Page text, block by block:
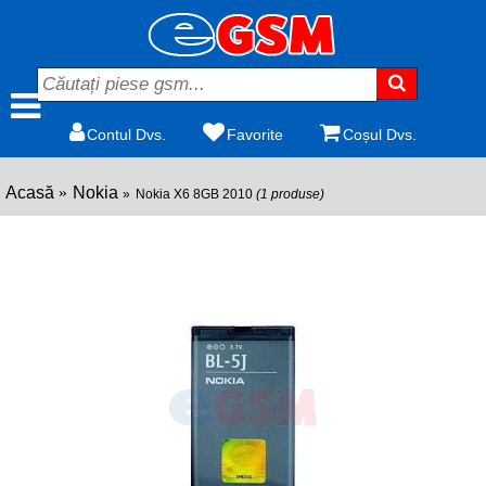
Contul Dvs. Favorite Coșul Dvs.
Acasă Nokia Nokia X6 8GB 2010 (1 produse)